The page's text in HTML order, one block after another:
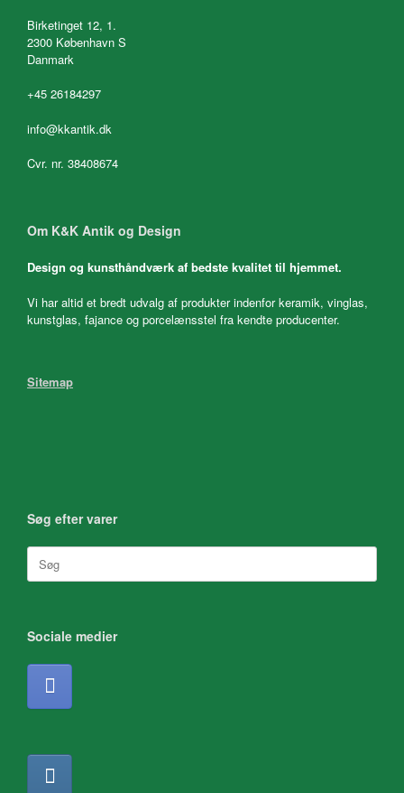
Birketinget 12, 1.
2300 København S
Danmark
+45 26184297
info@kkantik.dk
Cvr. nr. 38408674
Om K&K Antik og Design
Design og kunsthåndværk af bedste kvalitet til hjemmet.
Vi har altid et bredt udvalg af produkter indenfor keramik, vinglas,
kunstglas, fajance og porcelænsstel fra kendte producenter.
Sitemap
Søg efter varer
Søg
efter:
Sociale medier